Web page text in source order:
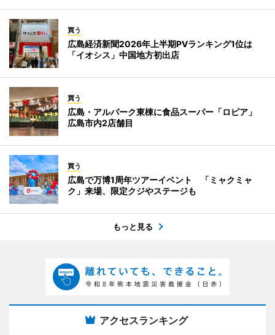
買う
広島経済新聞2026年上半期PVランキング1位は
「イオシス」中国地方初出店
買う
広島・アルパーク東棟に食品スーパー「ロピア」
広島市内2店舗目
買う
広島で万博1周年ツアーイベント 「ミャクミャ
ク」来場、限定クジやステージも
もっと見る
アクセスランキング